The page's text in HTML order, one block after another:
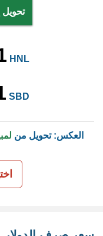
تحويل
HNL
SBD
العكس: تحويل من